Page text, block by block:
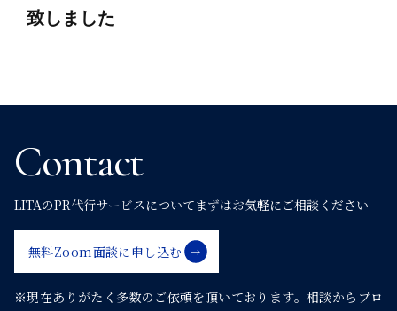
稿
ゲ
ー
シ
致しました
Contact
LITAのPR代行サービスについてまずはお気軽にご相談ください
無料Zoom面談に申し込む
※現在ありがたく多数のご依頼を頂いております。相談からプロ